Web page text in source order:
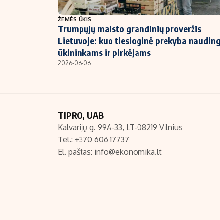
NT ir statybos
ŽEMĖS ŪKIS
Trumpųjų maisto grandinių proveržis
Lietuvoje: kuo tiesioginė prekyba
ūkininkams ir pirkėjams
2026-06-06
TIPRO, UAB
Kalvarijų g. 99A-33, LT-08219 Vilnius
Tel.: +370 606 17737
El. paštas: info@ekonomika.lt